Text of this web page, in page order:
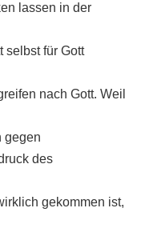
lassen in der
selbst für Gott
nach Gott. Weil
gegen
des
gekommen ist,